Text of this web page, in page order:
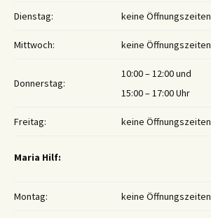
Dienstag: keine Öffnungszeiten
Mittwoch: keine Öffnungszeiten
Donnerstag:
10:00 – 12:00 und
15:00 – 17:00 Uhr
Freitag: keine Öffnungszeiten
Maria Hilf:
Montag: keine Öffnungszeiten